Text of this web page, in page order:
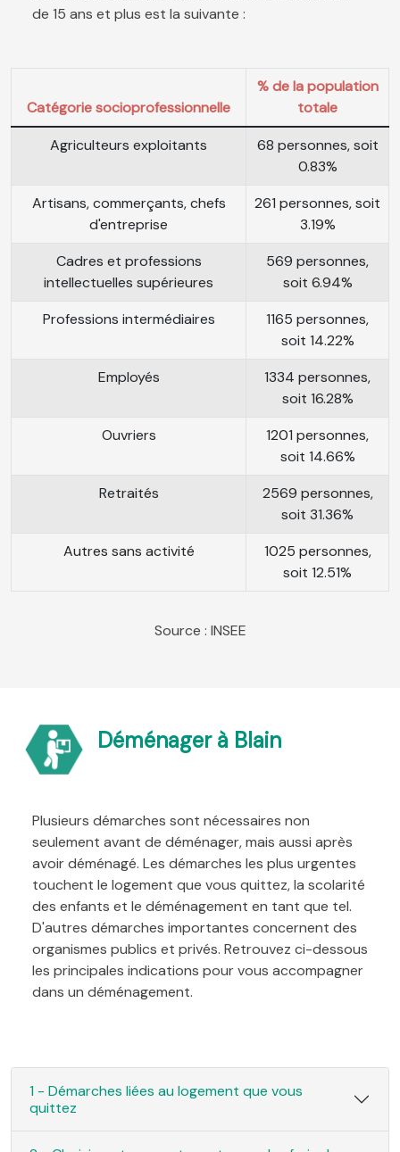
de 15 ans et plus est la suivante :
Catégorie socioprofessionnelle
% de la population
totale
Agriculteurs exploitants
68 personnes, soit
0.83%
Artisans, commerçants, chefs
d'entreprise
261 personnes, soit
3.19%
Cadres et professions
intellectuelles supérieures
569 personnes,
soit 6.94%
Professions intermédiaires
1165 personnes,
soit 14.22%
Employés
1334 personnes,
soit 16.28%
Ouvriers
1201 personnes,
soit 14.66%
Retraités
2569 personnes,
soit 31.36%
Autres sans activité
1025 personnes,
soit 12.51%
Source : INSEE
Déménager à Blain
Plusieurs démarches sont nécessaires non
seulement avant de déménager, mais aussi après
avoir déménagé. Les démarches les plus urgentes
touchent le logement que vous quittez, la scolarité
des enfants et le déménagement en tant que tel.
D'autres démarches importantes concernent des
organismes publics et privés. Retrouvez ci-dessous
les principales indications pour vous accompagner
dans un déménagement.
1 - Démarches liées au logement que vous
quittez